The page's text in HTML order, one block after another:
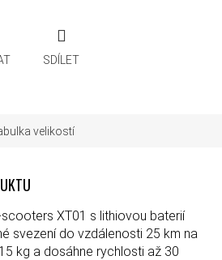
SDÍLET
velikostí
XT01 s lithiovou baterií
svezení do vzdálenosti 25 km na
kg a dosáhne rychlosti až 30